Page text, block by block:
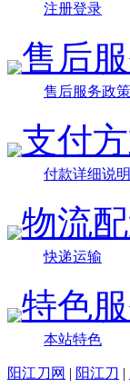
注册登录
售后
售后服务政策
支付
付款详细说明
物流
快递运输
特色
本站特色
阳江刀网 | 阳江刀 |